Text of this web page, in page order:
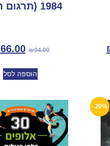
1984 (תרגום חדש)
₪94.00
66.00
הוספה לסל
20% -